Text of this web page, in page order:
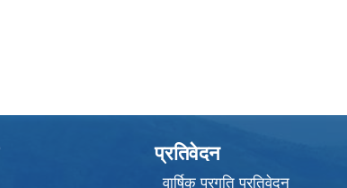
प्रतिवेदन
वार्षिक प्रगति प्रतिवेदन